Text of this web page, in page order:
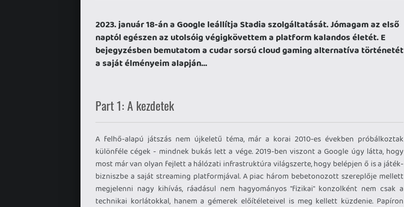
2023. január 18-án a Google leállítja Stadia szolgáltatását. Jómagam az első
naptól egészen az utolsóig végigkövettem a platform kalandos életét. E
bejegyzésben bemutatom a cudar sorsú cloud gaming alternatíva történetét
a saját élményeim alapján...
Part 1: A kezdetek
A felhő-alapú játszás nem újkeletű téma, már a korai 2010-es években próbálkoztak
különféle cégek - mindnek bukás lett a vége. 2019-ben viszont a Google úgy látta, hogy
most már van olyan fejlett a hálózati infrastruktúra világszerte, hogy belépjen ő is a játék-
bizniszbe a saját streaming platformjával. A piac három bebetonozott szereplője mellett
megjelenni nagy kihívás, ráadásul nem hagyományos "fizikai" konzolként nem csak a
technikai korlátokkal, hanem a gémerek előítéleteivel is meg kellett küzdenie. Papíron